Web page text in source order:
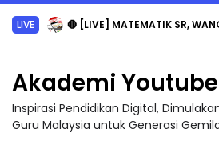
LIVE 🔴 [LIVE] MATEMATIK SR, WANG TAHUN 6 OLEH CIKGU ANITA #ALLINONE
Akademi
Inspirasi Pendidikan Digital,
Guru Malaysia untuk Generasi